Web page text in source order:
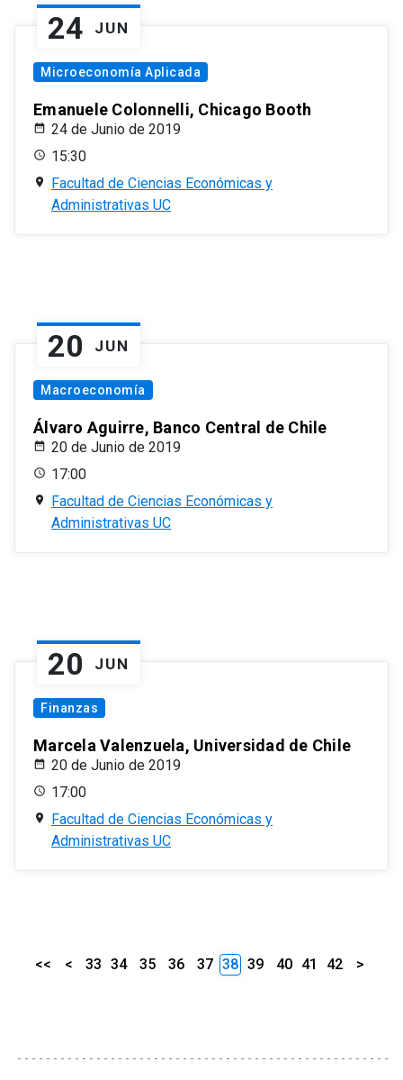
24 JUN
Microeconomía Aplicada
Emanuele Colonnelli, Chicago Booth
24 de Junio de 2019
15:30
Facultad de Ciencias Económicas y
Administrativas UC
20 JUN
Macroeconomía
Álvaro Aguirre, Banco Central de Chile
20 de Junio de 2019
17:00
Facultad de Ciencias Económicas y
Administrativas UC
20 JUN
Finanzas
Marcela Valenzuela, Universidad de Chile
20 de Junio de 2019
17:00
Facultad de Ciencias Económicas y
Administrativas UC
<< < 33 34 35 36 37 38 39 40 41 42 >